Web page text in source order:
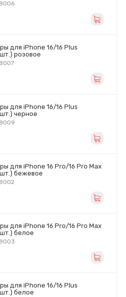
для iPhone 16/16 Plus
розовое
для iPhone 16/16 Plus
черное
для iPhone 16 Pro/16 Pro Max
бежевое
для iPhone 16 Pro/16 Pro Max
белое
для iPhone 16/16 Plus
белое